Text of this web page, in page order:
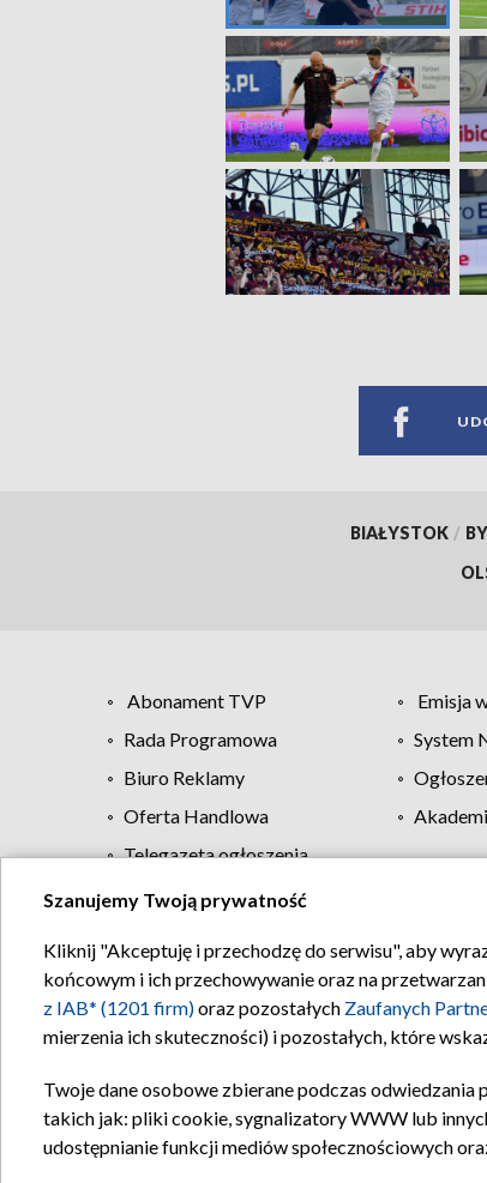
BIAŁYSTOK /
Abonament TVP Emisja
Rada Programowa
System
Biuro Reklamy
Oferta Handlowa
Telegazeta ogłoszenia
Regulamin
Szanujemy Twoją prywatność
Kliknij "Akceptuję i przechodzę do serwisu", aby
końcowym i ich przechowywanie oraz na
z IAB* (1201 firm)oraz pozostałych Zaufanych
mierzenia ich skuteczności) i pozostałych, które
Twoje dane osobowe zbierane podczas odwiedzania
takich jak: pliki cookie, sygnalizatory WWW lub
udostępnianie funkcji mediów społecznościowych